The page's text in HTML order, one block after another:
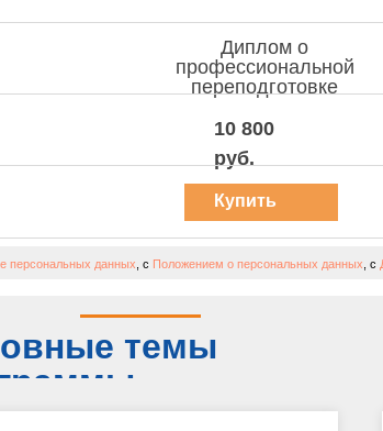
Диплом о
профессиональной
переподготовке
10 800
руб.
Купить
курс
персональных данных , с Положением о персональных данных , с
темы